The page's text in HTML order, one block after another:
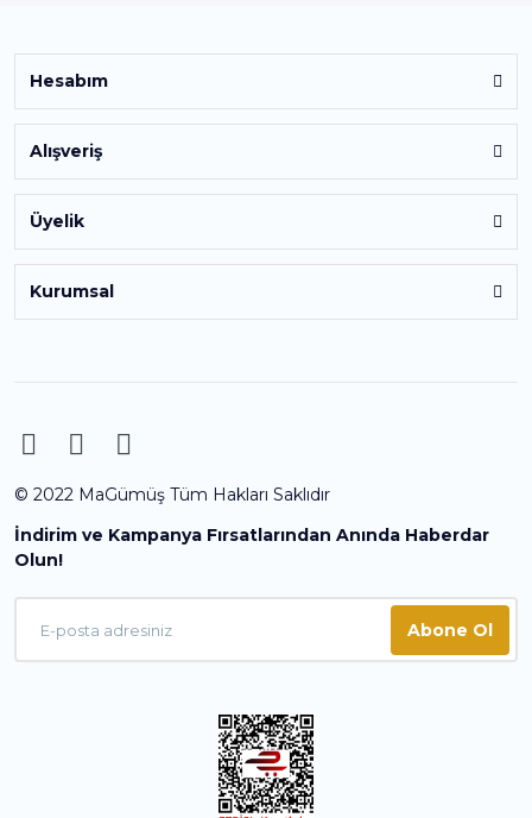
Hesabım
Alışveriş
Üyelik
Kurumsal
© 2022 MaGümüş Tüm Hakları Saklıdır
İndirim ve Kampanya Fırsatlarından Anında Haberdar
Olun!
Abone Ol